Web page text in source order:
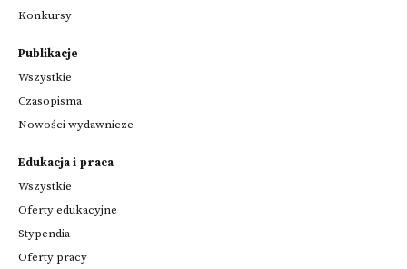
Konkursy
Publikacje
Wszystkie
Czasopisma
Nowości wydawnicze
Edukacja i praca
Wszystkie
Oferty edukacyjne
Stypendia
Oferty pracy